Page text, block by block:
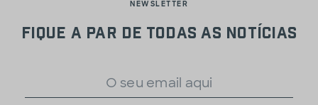
NEWSLETTER
Fique a par de todas as notícias